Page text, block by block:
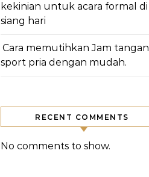
kekinian untuk acara formal di
siang hari
Cara memutihkan Jam tangan
sport pria dengan mudah.
RECENT COMMENTS
No comments to show.